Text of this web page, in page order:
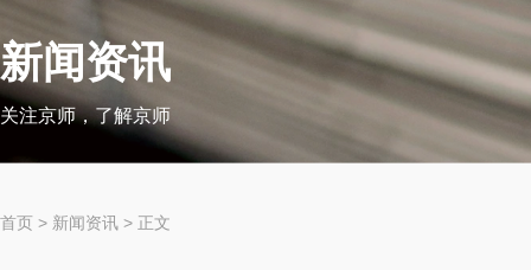
新闻资讯
关注京师，了解京师
首页 > 新闻资讯 > 正文